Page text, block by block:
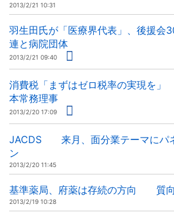
2013/2/21 10:31
羽生田氏が「医療界代表」、後援
連と病院団体
2013/2/21 09:40
消費税「まずはゼロ税率の実現を
本常務理事
2013/2/20 17:09
JACDS 来月、面分業テーマにパ
ン
2013/2/20 11:45
基準薬局、府薬は存続の方向 質向
2013/2/19 10:28